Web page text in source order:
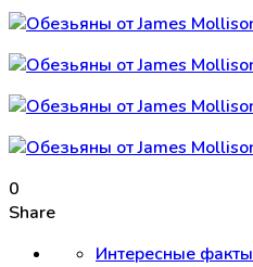
0
Share
Интересные факты